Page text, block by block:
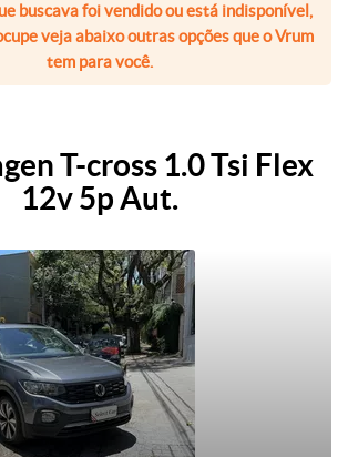
buscava foi vendido ou está indisponível,
veja abaixo outras opções que o Vrum
tem para você.
T-cross 1.0 Tsi Flex
12v 5p Aut.